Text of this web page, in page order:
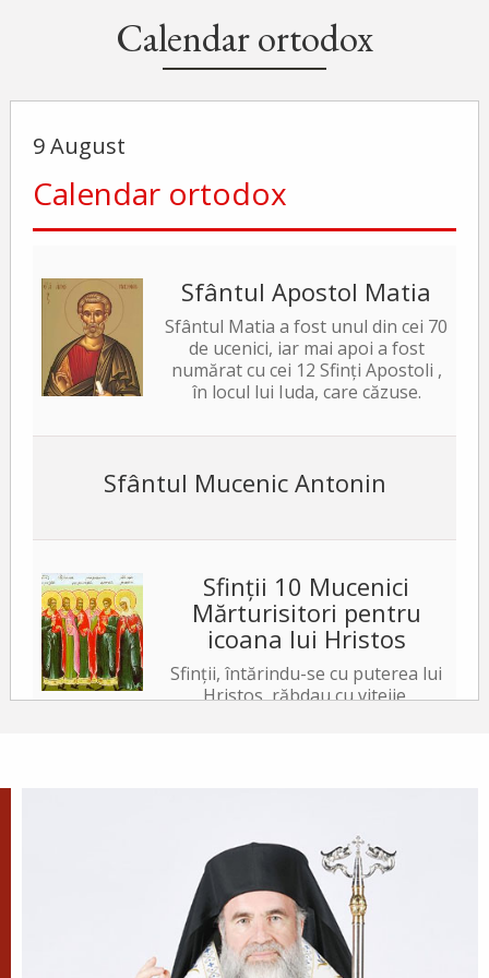
Calendar ortodox
9 August
Calendar ortodox
Sfântul Apostol Matia
Sfântul Matia a fost unul din cei 70
de ucenici, iar mai apoi a fost
numărat cu cei 12 Sfinți Apostoli ,
în locul lui Iuda, care căzuse.
Sfântul Mucenic Antonin
Sfinții 10 Mucenici
Mărturisitori pentru
icoana lui Hristos
Sfinții, întărindu-se cu puterea lui
Hristos, răbdau cu vitejie,
✝) Duminica a 10-a după
Rusalii (Vindecarea
lunaticului)
În vremea aceea s-a apropiat de
Iisus un om, îngenunchind
înaintea Lui și zicându-I: Doamne, miluiește pe